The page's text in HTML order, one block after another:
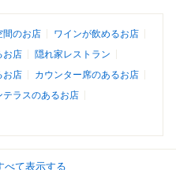
間のお店
ワインが飲めるお店
お店
隠れ家レストラン
お店
カウンター席のあるお店
テラスのあるお店
べて表示する